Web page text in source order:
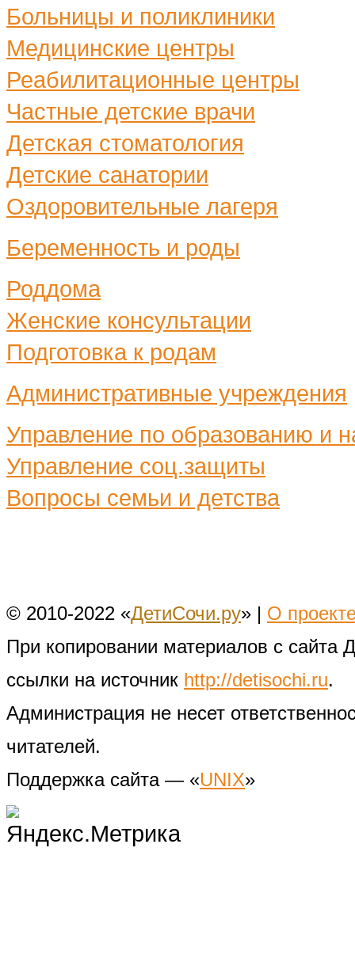
Больницы и поликлиники
Медицинские центры
Реабилитационные центры
Частные детские врачи
Детская стоматология
Детские санатории
Оздоровительные лагеря
Беременность и роды
Роддома
Женские консультации
Подготовка к родам
Административные учреждения
Управление по образованию и
Управление соц.защиты
Вопросы семьи и детства
© 2010-2022 «ДетиСочи.ру» | О
При копировании материалов с сайта
ссылки на источник http://detisochi.ru.
Администрация не несет
читателей.
Поддержка сайта — «UNIX»